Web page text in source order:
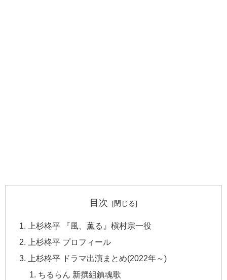
目次
上杉柊平 『風、薫る』槇村宗一役
上杉柊平 プロフィール
上杉柊平 ドラマ出演まとめ(2022年～)
ちるらん 新撰組鎮魂歌